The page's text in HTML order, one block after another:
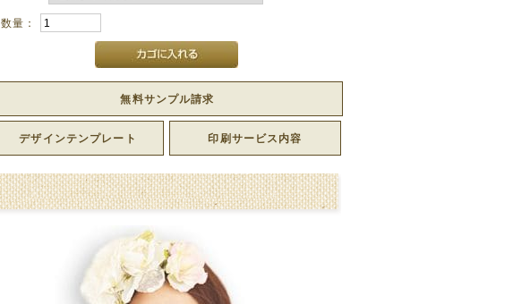
数量：
無料サンプル請求
印刷サービス内容
デザインテンプレート